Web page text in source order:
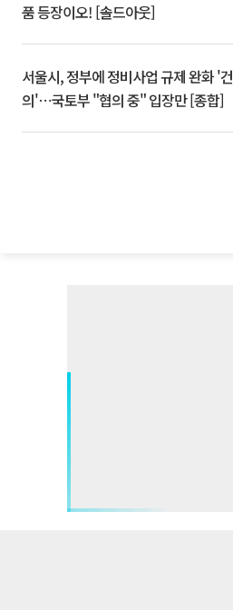
품 등장이오! [솔드아웃]
서울시, 정부에 정비사업 규제 완화 '건
의'⋯국토부 "협의 중" 입장만 [종합]